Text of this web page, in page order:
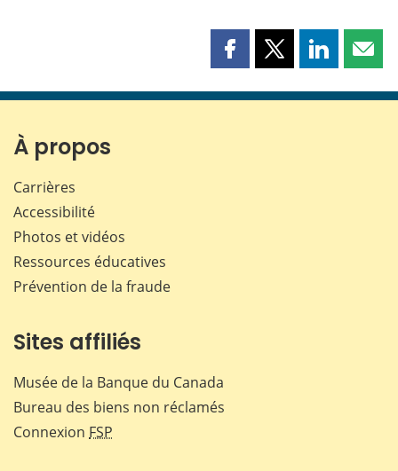
Partager
page
Partager
page
Partager
page page
À propos
Carrières
Accessibilité
Photos et vidéos
Ressources éducatives
Prévention de la fraude
Sites affiliés
Musée de la Banque du Canada
Bureau des biens non réclamés
Connexion FSP